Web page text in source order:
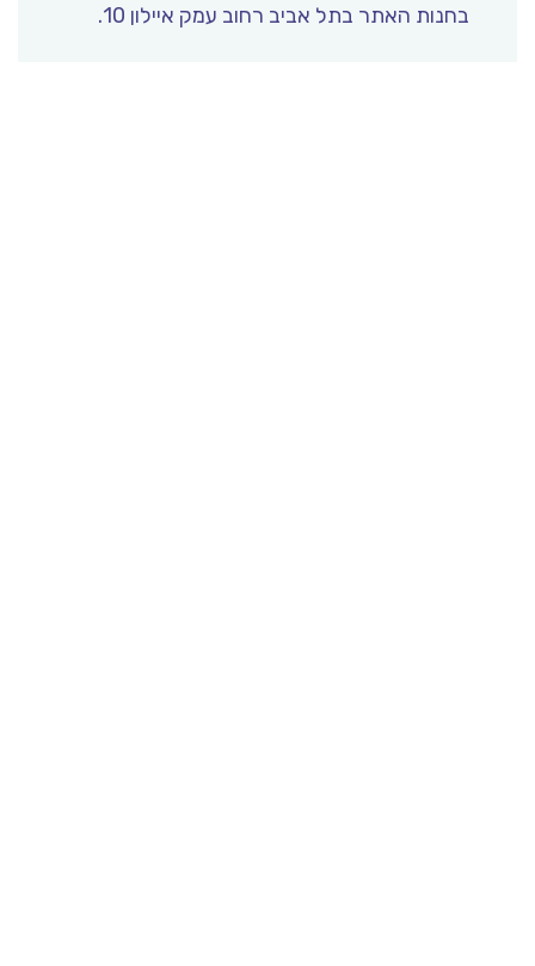
בחנות האתר בתל אביב רחוב עמק איילון 10.